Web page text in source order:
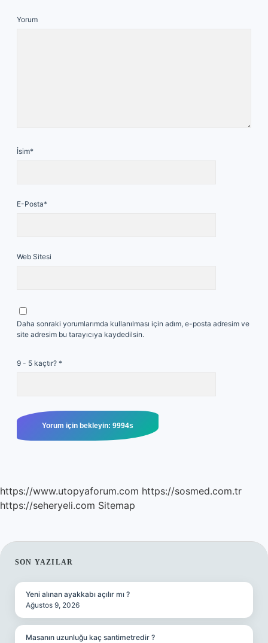
Yorum
İsim*
E-Posta*
Web Sitesi
Daha sonraki yorumlarımda kullanılması için adım, e-posta adresim ve
site adresim bu tarayıcıya kaydedilsin.
9 - 5 kaçtır? *
https://www.utopyaforum.com https://sosmed.com.tr
https://seheryeli.com Sitemap
SIDEBAR
SON YAZILAR
Yeni alınan ayakkabı açılır mı ?
Ağustos 9, 2026
Masanın uzunluğu kaç santimetredir ?